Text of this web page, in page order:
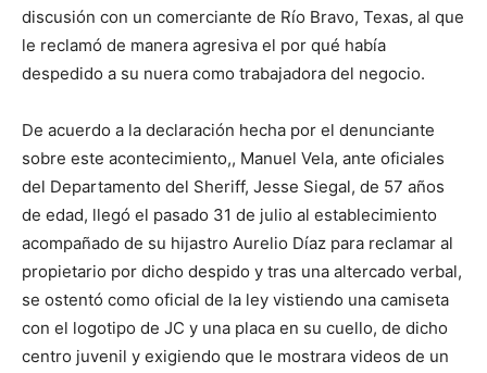
discusión con un comerciante de Río Bravo, Texas, al que
le reclamó de manera agresiva el por qué había
despedido a su nuera como trabajadora del negocio.
De acuerdo a la declaración hecha por el denunciante
sobre este acontecimiento,, Manuel Vela, ante oficiales
del Departamento del Sheriff, Jesse Siegal, de 57 años
de edad, llegó el pasado 31 de julio al establecimiento
acompañado de su hijastro Aurelio Díaz para reclamar al
propietario por dicho despido y tras una altercado verbal,
se ostentó como oficial de la ley vistiendo una camiseta
con el logotipo de JC y una placa en su cuello, de dicho
centro juvenil y exigiendo que le mostrara videos de un